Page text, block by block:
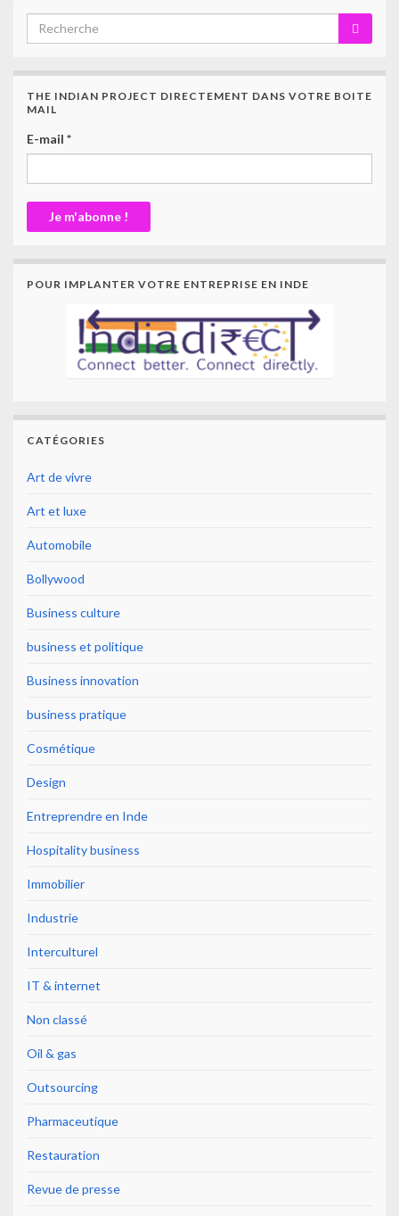
THE INDIAN PROJECT DIRECTEMENT DANS VOTRE BOITE
MAIL
E-mail *
POUR IMPLANTER VOTRE ENTREPRISE EN INDE
CATÉGORIES
Art de vivre
Art et luxe
Automobile
Bollywood
Business culture
business et politique
Business innovation
business pratique
Cosmétique
Design
Entreprendre en Inde
Hospitality business
Immobilier
Industrie
Interculturel
IT & internet
Non classé
Oil & gas
Outsourcing
Pharmaceutique
Restauration
Revue de presse